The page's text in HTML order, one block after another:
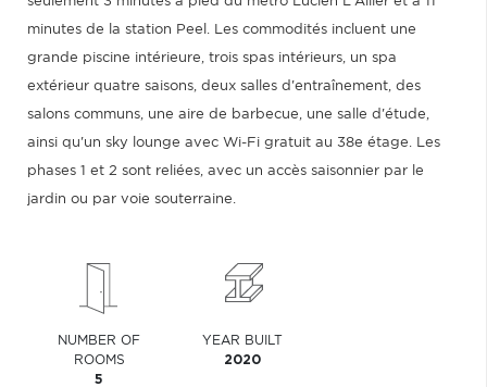
minutes de la station Peel. Les commodités incluent une
grande piscine intérieure, trois spas intérieurs, un spa
extérieur quatre saisons, deux salles d'entraînement, des
salons communs, une aire de barbecue, une salle d'étude,
ainsi qu'un sky lounge avec Wi-Fi gratuit au 38e étage. Les
phases 1 et 2 sont reliées, avec un accès saisonnier par le
jardin ou par voie souterraine.
NUMBER OF
ROOMS
5
YEAR BUILT
2020